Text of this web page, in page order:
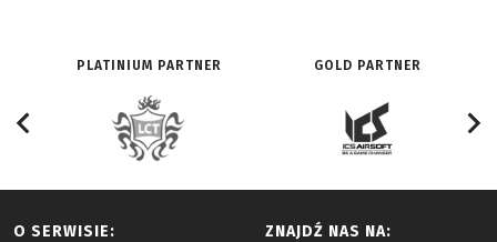
PLATINIUM PARTNER GOLD PARTNER
O SERWISIE: ZNAJDŹ NAS NA: